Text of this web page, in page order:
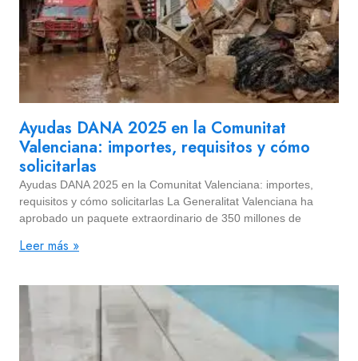
Ayudas DANA 2025 en la Comunitat
Valenciana: importes, requisitos y cómo
solicitarlas
Ayudas DANA 2025 en la Comunitat Valenciana: importes,
requisitos y cómo solicitarlas La Generalitat Valenciana ha
aprobado un paquete extraordinario de 350 millones de
Leer más »